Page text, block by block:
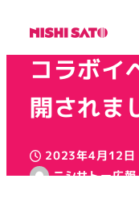
コラボイ
開されま
投稿日
2023年4月12日
ニシサトー広報